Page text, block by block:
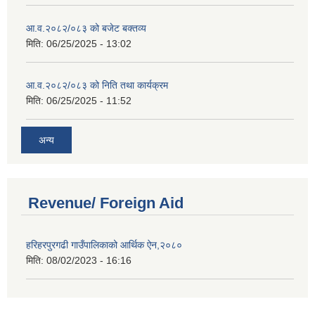
आ.व.२०८२/०८३ को बजेट बक्तव्य
मिति: 06/25/2025 - 13:02
आ.व.२०८२/०८३ को निति तथा कार्यक्रम
मिति: 06/25/2025 - 11:52
अन्य
Revenue/ Foreign Aid
हरिहरपुरगढी गाउँपालिकाको आर्थिक ऐन,२०८०
मिति: 08/02/2023 - 16:16